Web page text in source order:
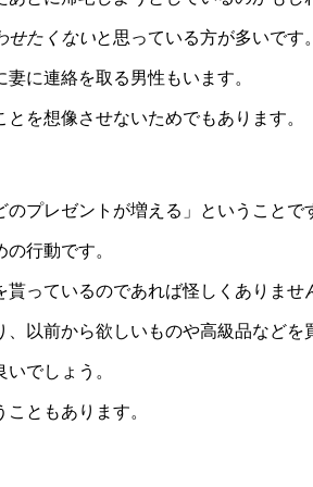
せたくないと思っている方が多いです。
に連絡を取る男性もいます。
を想像させないためでもあります。
プレゼントが増える」ということで
行動です。
っているのであれば怪しくありま
以前から欲しいものや高級品などを
でしょう。
ともあります。